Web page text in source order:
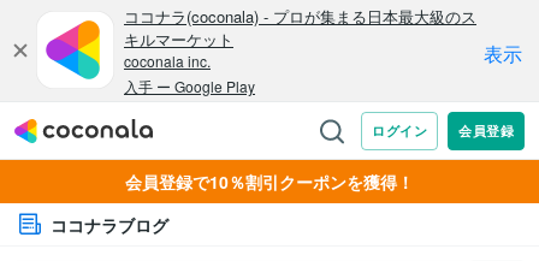
会員登録で10％割引クーポンを獲得！
ココナラブログ